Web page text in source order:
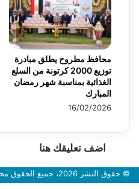
محافظ مطروح يطلق مبادرة
توزيع 2000 كرتونة من السلع
الغذائية بمناسبة شهر رمضان
المبارك
16/02/2026
اضف تعليقك هنا
© حقوق النشر 2026، جميع الحقوق محفوظة بوابة سعودي اون